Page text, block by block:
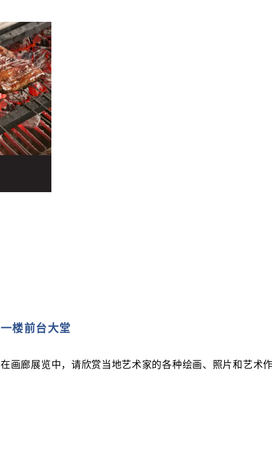
一楼前台大堂
在画廊展览中，请欣赏当地艺术家的各种绘画、照片和艺术